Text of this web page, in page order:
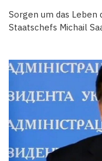
Sorgen um das
Staatschefs Michail